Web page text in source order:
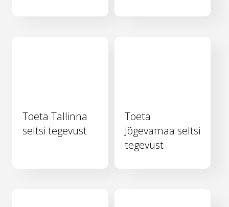
Toeta Tallinna
seltsi tegevust
Toeta
Jõgevamaa seltsi
tegevust